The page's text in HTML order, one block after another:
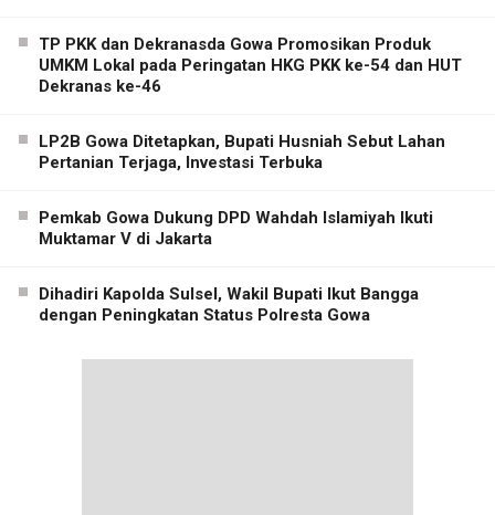
TP PKK dan Dekranasda Gowa Promosikan Produk
UMKM Lokal pada Peringatan HKG PKK ke-54 dan HUT
Dekranas ke-46
LP2B Gowa Ditetapkan, Bupati Husniah Sebut Lahan
Pertanian Terjaga, Investasi Terbuka
Pemkab Gowa Dukung DPD Wahdah Islamiyah Ikuti
Muktamar V di Jakarta
Dihadiri Kapolda Sulsel, Wakil Bupati Ikut Bangga
dengan Peningkatan Status Polresta Gowa